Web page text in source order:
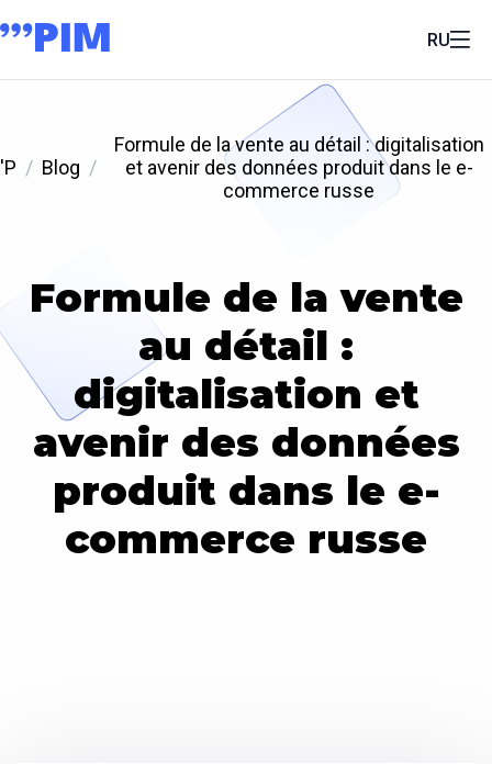
RU
'P Blog
Formule de la vente au détail : digitalisation
et avenir des données produit dans le e-
commerce russe
Formule de la vente
au détail :
digitalisation et
avenir des données
produit dans le e-
commerce russe